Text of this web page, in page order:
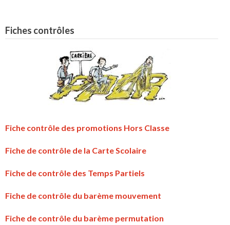
Fiches contrôles
Fiche contrôle des promotions Hors Classe
Fiche de contrôle de la Carte Scolaire
Fiche de contrôle des Temps Partiels
Fiche de contrôle du barème mouvement
Fiche de contrôle du barème permutation